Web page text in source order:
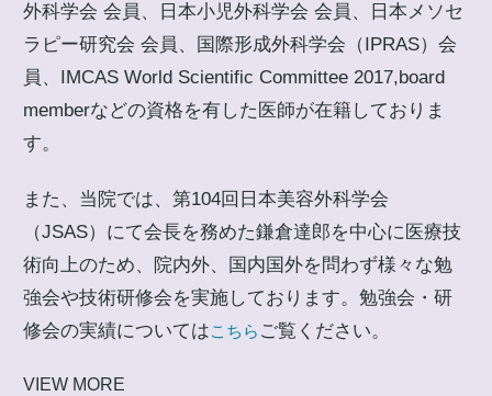
外科学会 会員、日本小児外科学会 会員、日本メソセ
ラピー研究会 会員、国際形成外科学会（IPRAS）会
員、IMCAS World Scientific Committee 2017,board
memberなどの資格を有した医師が在籍しておりま
す。
また、当院では、第104回日本美容外科学会
（JSAS）にて会長を務めた鎌倉達郎を中心に医療技
術向上のため、院内外、国内国外を問わず様々な勉
強会や技術研修会を実施しております。勉強会・研
修会の実績についてはこちら ご覧ください。
VIEW MORE